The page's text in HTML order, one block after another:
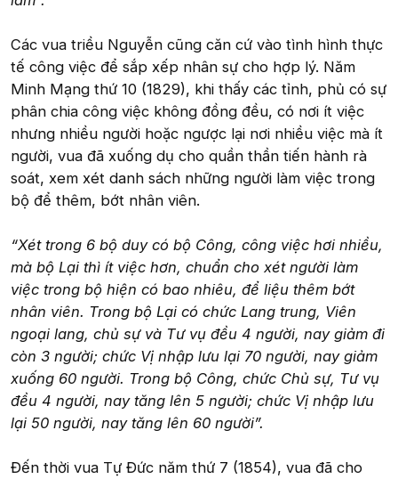
Các vua triều Nguyễn cũng căn cứ vào tình hình thực
tế công việc để sắp xếp nhân sự cho hợp lý. Năm
Minh Mạng thứ 10 (1829), khi thấy các tỉnh, phủ có sự
phân chia công việc không đồng đều, có nơi ít việc
nhưng nhiều người hoặc ngược lại nơi nhiều việc mà ít
người, vua đã xuống dụ cho quần thần tiến hành rà
soát, xem xét danh sách những người làm việc trong
bộ để thêm, bớt nhân viên.
“Xét trong 6 bộ duy có bộ Công, công việc hơi nhiều,
mà bộ Lại thì ít việc hơn, chuẩn cho xét người làm
việc trong bộ hiện có bao nhiêu, để liệu thêm bớt
nhân viên. Trong bộ Lại có chức Lang trung, Viên
ngoại lang, chủ sự và Tư vụ đều 4 người, nay giảm đi
còn 3 người; chức Vị nhập lưu lại 70 người, nay giảm
xuống 60 người. Trong bộ Công, chức Chủ sự, Tư vụ
đều 4 người, nay tăng lên 5 người; chức Vị nhập lưu
lại 50 người, nay tăng lên 60 người”.
Đến thời vua Tự Đức năm thứ 7 (1854), vua đã cho